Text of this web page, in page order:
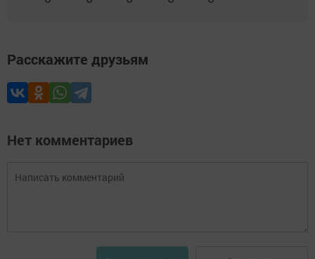
Расскажите друзьям
Нет комментариев